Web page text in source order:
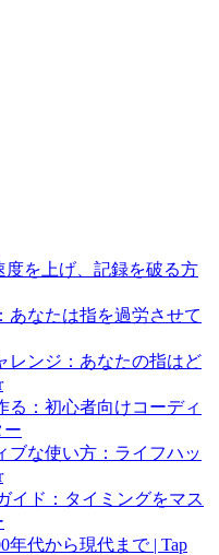
度を上げ、記録を破る方
あなたは指を過労させて
レンジ：あなたの指はど
る：初心者向けコーディ
ー
ブな使い方：ライフハッ
イド：タイミングをマス
年代から現代まで | Tap